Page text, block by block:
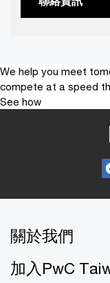
We help you meet
compete at a speed
See how
關於我們
加入PwC